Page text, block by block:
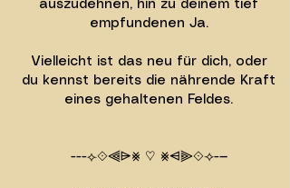
auszudehnen, hin zu deinem tief
empfundenen Ja.
Vielleicht ist das neu für dich, oder
du kennst bereits die nährende Kraft
eines gehaltenen Feldes.
---⟣⟐⫷⩥⨳ ♡ ⨳⩤⫸⟐⟢-—